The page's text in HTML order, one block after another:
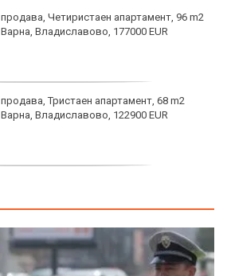
продава, Четиристаен апартамент, 96 m2
Варна, Владиславово, 177000 EUR
продава, Тристаен апартамент, 68 m2
Варна, Владиславово, 122900 EUR